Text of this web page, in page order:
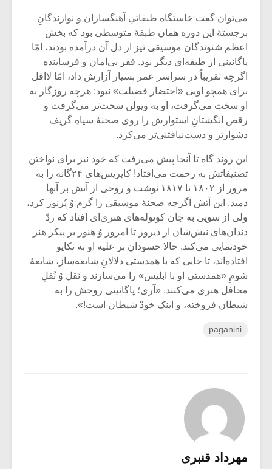
می‌توان گفت خاستگاه طبقاتیِ آهنگسازان و نوازندگانِ
برجستۀ این دوره همان طبقۀ متوسطی بود که بخش
اعظم شنوندگان موسیقی نیز از دل آن درآمده بودند، امّا
پاگانینی از طبقه‌ای دیگر بود. فقر بی‌امان و فرساینده
اگرچه تقریباً در سراسر عمر بسیار آزارش داد، امّا لااقل
برای همچو اویی «احتضار فضیلت» نبود: هرچه روزگار به
او سخت می‌گرفت، او به ویولن سخت‌تر می‌گرفت و
رقص انگشتانِ استوارش را روی صحنۀ سیاهِ گریف
دشوارتر و دست‌نیافتنی‌تر می‌کرد.
این روند گاه تا آنجا پیش می‌رفت که خود نیز برای نواختن
تصنیفاتش به زحمت می‌افتاد! کاپریس‌های ۲۴گانه را به
مرور از ۱۸۰۲ تا ۱۸۱۷ نوشت و روحی از آتش بر آنها
دمید. این آتش اگرچه صحنۀ موسیقی را گرم وُ پُرنور کرد،
ولی از سویی به جان کوتوله‌های هنری‌ای افتاد که ردّ
دندان‌های نیش‌شان از دیروز تا امروز وُ هنوز بر پیکر هنر
خودنمایی می‌کند. حالا حسودان بر علیه او به تکاپو
افتاده‌اند، تا جایی که با همدستی دلالانِ شایعه‌ساز، شایعۀ
شومِ «همدستی او با ابلیس» را می‌سازند و نَقل وُ نُقلِ
محافل هنری می‌کنند. «آری؛ پاگانینی روحش را به
شیطان فروخته، و اینک خودْ شیطان است!».
paganini
مهرداد قنبری